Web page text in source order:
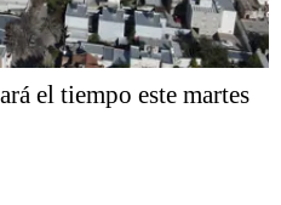
el tiempo este martes